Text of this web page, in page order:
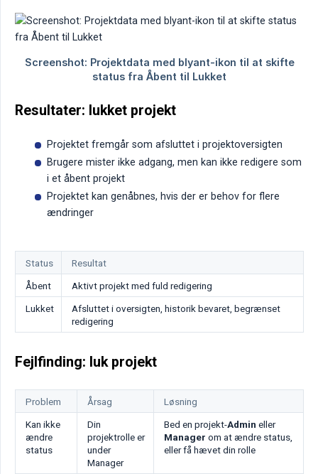
Resultater: lukket projekt
Projektet fremgår som afsluttet i projektoversigten
Brugere mister ikke adgang, men kan ikke redigere som
i et åbent projekt
Projektet kan genåbnes, hvis der er behov for flere
ændringer
Status
Resultat
Åbent
Aktivt projekt med fuld redigering
Lukket
Afsluttet i oversigten, historik bevaret, begrænset
redigering
Fejlfinding: luk projekt
Problem Årsag
Løsning
Kan ikke
ændre
status
Din
projektrolle er
under
Manager
Bed en projekt-Admin eller
Manager om at ændre status,
eller få hævet din rolle